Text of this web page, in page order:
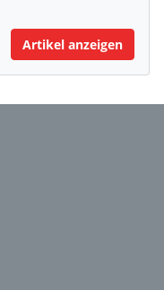
Artikel anzeigen